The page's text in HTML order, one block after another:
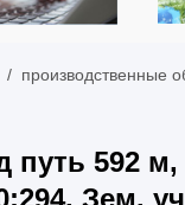
/ производственные
592 м,
Зем.